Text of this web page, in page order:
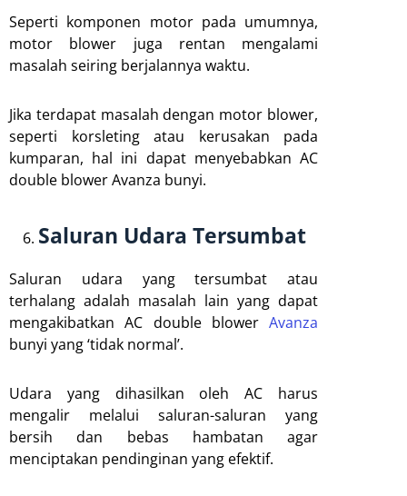
Seperti komponen motor pada umumnya,
motor blower juga rentan mengalami
masalah seiring berjalannya waktu.
Jika terdapat masalah dengan motor blower,
seperti korsleting atau kerusakan pada
kumparan, hal ini dapat menyebabkan AC
double blower Avanza bunyi.
Saluran Udara Tersumbat
Saluran udara yang tersumbat atau
terhalang adalah masalah lain yang dapat
mengakibatkan AC double blower Avanza
bunyi yang ‘tidak normal’.
Udara yang dihasilkan oleh AC harus
mengalir melalui saluran-saluran yang
bersih dan bebas hambatan agar
menciptakan pendinginan yang efektif.